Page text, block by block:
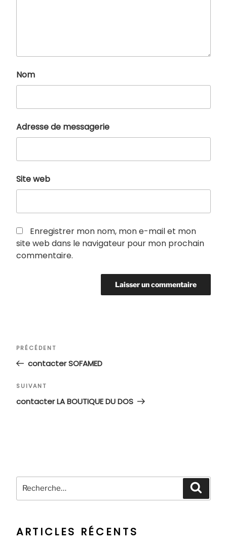
Nom
Adresse de messagerie
Site web
Enregistrer mon nom, mon e-mail et mon
site web dans le navigateur pour mon prochain
commentaire.
Navigation
l’article
Article
précédent
PRÉCÉDENT
contacter SOFAMED
Article
suivant
SUIVANT
contacter LA BOUTIQUE DU DOS
Recherche
pour
ARTICLES RÉCENTS